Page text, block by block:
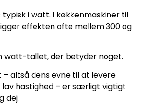
i watt. I køkkenmaskiner til
effekten ofte mellem 300 og
watt-tallet, der betyder noget.
altså dens evne til at levere
hastighed – er særligt vigtigt
dej.